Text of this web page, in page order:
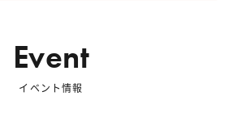
Event
イベント情報